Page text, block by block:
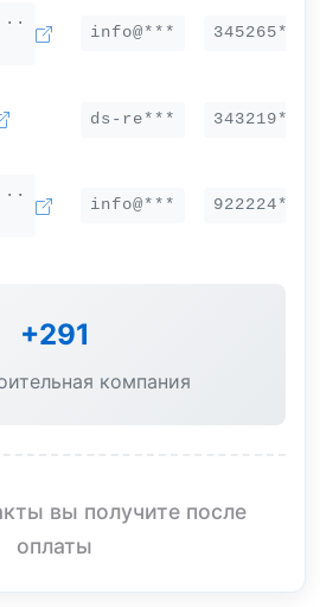
info@*** 345265***
ds-re*** 343219***
info@*** 922224***
+291
компания
вы получите после
оплаты